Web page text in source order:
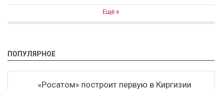
Ещё
ПОПУЛЯРНОЕ
«Росатом» построит первую в Киргизии